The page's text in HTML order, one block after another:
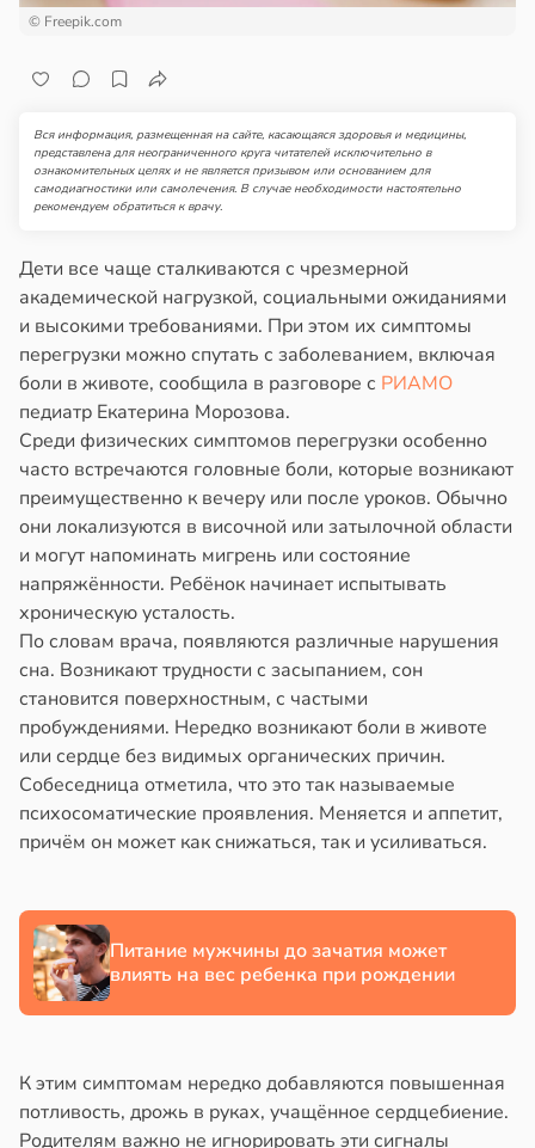
© Freepik.com
Вся информация, размещенная на сайте, касающаяся здоровья и медицины,
представлена для неограниченного круга читателей исключительно в
ознакомительных целях и не является призывом или основанием для
самодиагностики или самолечения. В случае необходимости настоятельно
рекомендуем обратиться к врачу.
Дети все чаще сталкиваются с чрезмерной
академической нагрузкой, социальными ожиданиями
и высокими требованиями. При этом их симптомы
перегрузки можно спутать с заболеванием, включая
боли в животе, сообщила в разговоре с РИАМО
педиатр Екатерина Морозова.
Среди физических симптомов перегрузки особенно
часто встречаются головные боли, которые возникают
преимущественно к вечеру или после уроков. Обычно
они локализуются в височной или затылочной области
и могут напоминать мигрень или состояние
напряжённости. Ребёнок начинает испытывать
хроническую усталость.
По словам врача, появляются различные нарушения
сна. Возникают трудности с засыпанием, сон
становится поверхностным, с частыми
пробуждениями. Нередко возникают боли в животе
или сердце без видимых органических причин.
Собеседница отметила, что это так называемые
психосоматические проявления. Меняется и аппетит,
причём он может как снижаться, так и усиливаться.
Питание мужчины до зачатия может
влиять на вес ребенка при рождении
К этим симптомам нередко добавляются повышенная
потливость, дрожь в руках, учащённое сердцебиение.
Родителям важно не игнорировать эти сигналы